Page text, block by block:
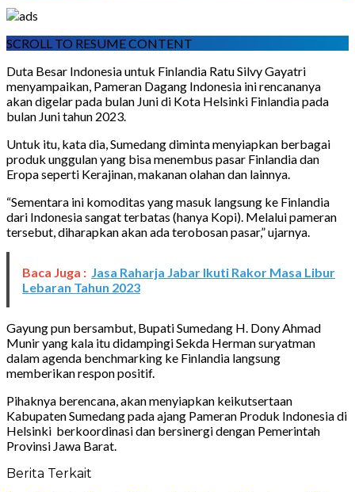
SCROLL TO RESUME CONTENT
Duta Besar Indonesia untuk Finlandia Ratu Silvy Gayatri
menyampaikan, Pameran Dagang Indonesia ini rencananya
akan digelar pada bulan Juni di Kota Helsinki Finlandia pada
bulan Juni tahun 2023.
Untuk itu, kata dia, Sumedang diminta menyiapkan berbagai
produk unggulan yang bisa menembus pasar Finlandia dan
Eropa seperti Kerajinan, makanan olahan dan lainnya.
“Sementara ini komoditas yang masuk langsung ke Finlandia
dari Indonesia sangat terbatas (hanya Kopi). Melalui pameran
tersebut, diharapkan akan ada terobosan pasar,” ujarnya.
Baca Juga : Jasa Raharja Jabar Ikuti Rakor Masa Libur
Lebaran Tahun 2023
Gayung pun bersambut, Bupati Sumedang H. Dony Ahmad
Munir yang kala itu didampingi Sekda Herman suryatman
dalam agenda benchmarking ke Finlandia langsung
memberikan respon positif.
Pihaknya berencana, akan menyiapkan keikutsertaan
Kabupaten Sumedang pada ajang Pameran Produk Indonesia di
Helsinki berkoordinasi dan bersinergi dengan Pemerintah
Provinsi Jawa Barat.
Berita Terkait